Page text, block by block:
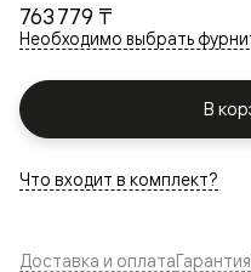
763 779 ₸
Необходимо выбрать
В
Что входит в комплект?
Доставка и оплатаГарантия